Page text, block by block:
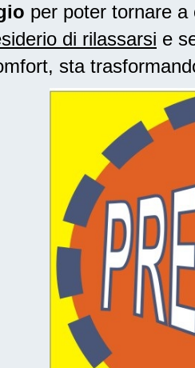
per poter tornare
di rilassarsi e
sta